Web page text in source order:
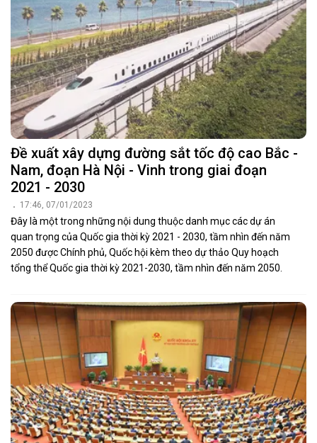
Đề xuất xây dựng đường sắt tốc độ cao Bắc -
Nam, đoạn Hà Nội - Vinh trong giai đoạn
2021 - 2030
17:46, 07/01/2023
Đây là một trong những nội dung thuộc danh mục các dự án
quan trọng của Quốc gia thời kỳ 2021 - 2030, tầm nhìn đến năm
2050 được Chính phủ, Quốc hội kèm theo dự thảo Quy hoạch
tổng thể Quốc gia thời kỳ 2021-2030, tầm nhìn đến năm 2050.